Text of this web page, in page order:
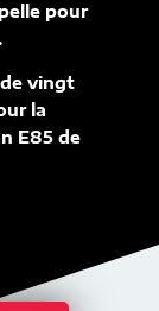
pour
vingt
la
E85 de